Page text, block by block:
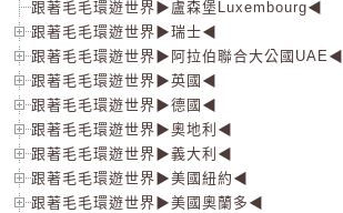
跟著毛毛環遊世界▶盧森堡Luxembourg◀
跟著毛毛環遊世界▶瑞士◀
跟著毛毛環遊世界▶阿拉伯聯合大公國UAE◀
跟著毛毛環遊世界▶英國◀
跟著毛毛環遊世界▶德國◀
跟著毛毛環遊世界▶奧地利◀
跟著毛毛環遊世界▶義大利◀
跟著毛毛環遊世界▶美國紐約◀
跟著毛毛環遊世界▶美國奧蘭多◀